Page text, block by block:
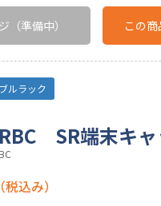
（準備中） この商
ルラック
SR端末キャ
込み）